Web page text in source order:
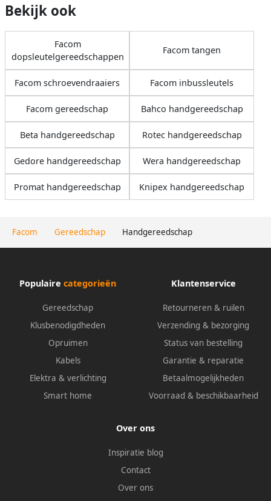
Facom Gereedschap Handgereedschap
Bekijk ook
Facom
dopsleutelgereedschappen
Facom tangen
Facom schroevendraaiers Facom inbussleutels
Facom gereedschap Bahco handgereedschap
Beta handgereedschap Rotec handgereedschap
Gedore handgereedschap Wera handgereedschap
Promat handgereedschap Knipex handgereedschap
Populaire categorieën
Gereedschap
Klusbenodigdheden
Opruimen
Kabels
Elektra & verlichting
Smart home
Klantenservice
Retourneren & ruilen
Verzending & bezorging
Status van bestelling
Garantie & reparatie
Betaalmogelijkheden
Voorraad & beschikbaarheid
Over ons
Inspiratie blog
Contact
Over ons